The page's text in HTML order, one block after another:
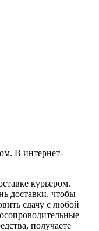
В интернет-
курьером.
доставки, чтобы
сдачу с любой
получаете